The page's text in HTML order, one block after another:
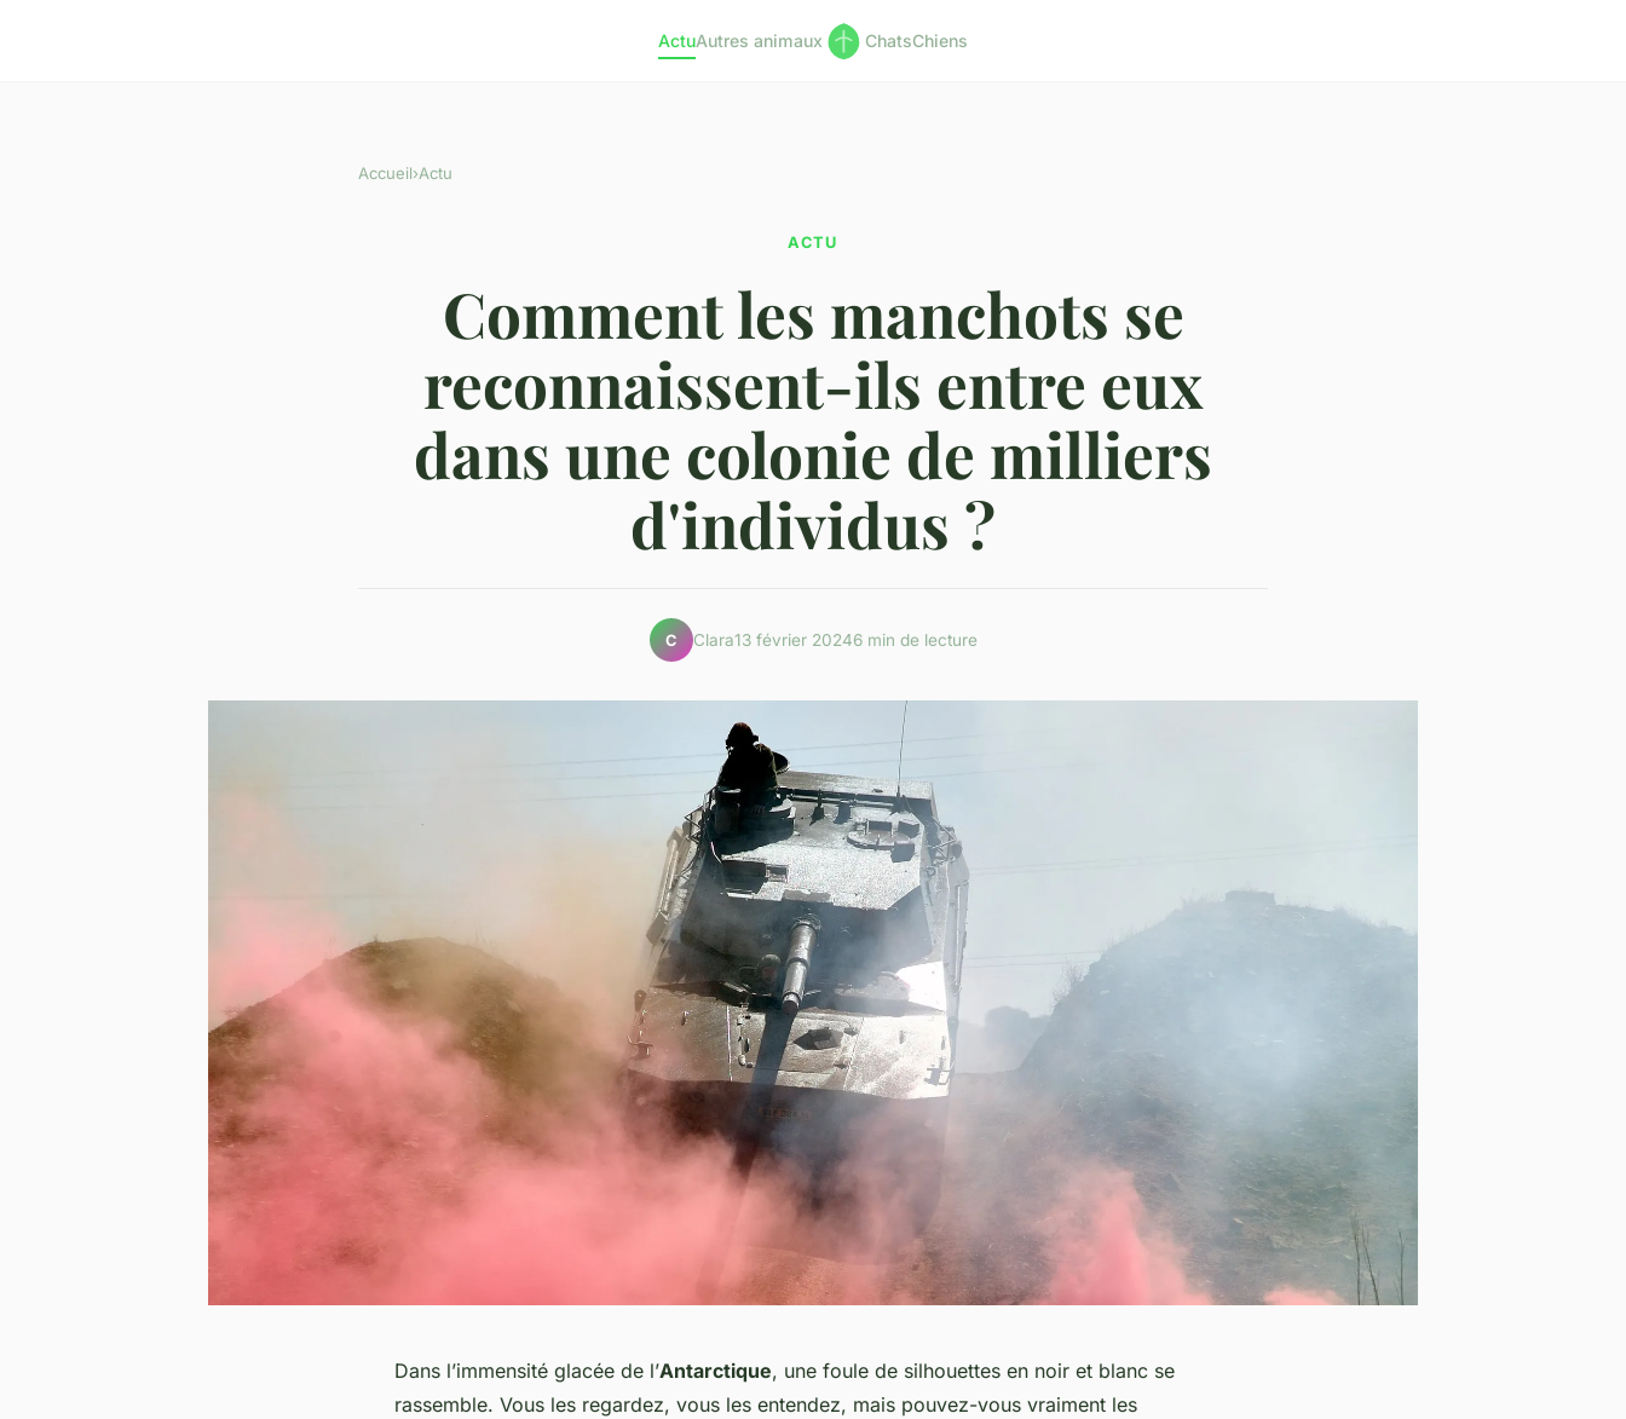
ActuAutres animaux ChatsChiens
Accueil›Actu
ACTU
Comment les manchots se
reconnaissent-ils entre eux
dans une colonie de milliers
d'individus ?
C Clara13 février 20246 min de lecture
Dans l’immensité glacée de l’Antarctique, une foule de silhouettes en noir et blanc se
rassemble. Vous les regardez, vous les entendez, mais pouvez-vous vraiment les